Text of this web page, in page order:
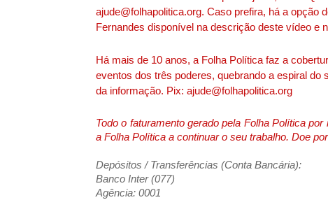
ajude@folhapolitica.org. Caso prefira, há a opção
Fernandes disponível na descrição deste vídeo e
Há mais de 10 anos, a Folha Política faz a
eventos dos três poderes, quebrando a espiral
da informação. Pix: ajude@folhapolitica.org
Todo o faturamento gerado pela Folha Política
a Folha Política a continuar o seu trabalho. Doe
Depósitos / Transferências (Conta Bancária):
Banco Inter (077)
Agência: 0001